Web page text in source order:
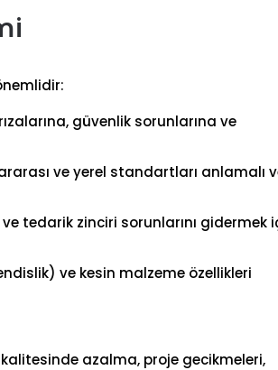
güvenlik sorunlarına ve
ve yerel standartları anlamalı
tedarik zinciri sorunlarını gidermek
ve kesin malzeme özellikleri
azalma, proje gecikmeleri,